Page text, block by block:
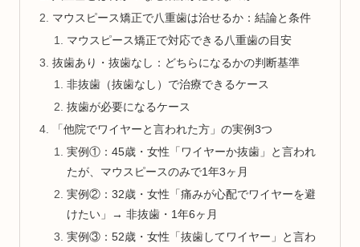
マウスピース矯正で八重歯は治せるか：結論と条件
マウスピース矯正で対応できる八重歯の目安
抜歯あり・抜歯なし：どちらになるかの判断基準
非抜歯（抜歯なし）で治療できるケース
抜歯が必要になるケース
「他院でワイヤーと言われた方」の実例3つ
実例①：45歳・女性「ワイヤーか抜歯」と言われ
たが、マウスピースのみで1年3ヶ月
実例②：32歳・女性「痛みが心配でワイヤーを避
けたい」→ 非抜歯・1年6ヶ月
実例③：52歳・女性「抜歯してワイヤー」と言わ